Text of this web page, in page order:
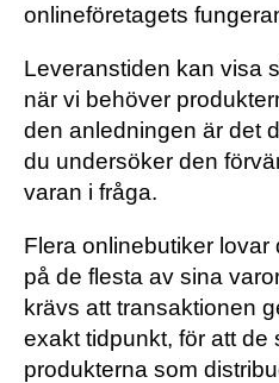
onlineföretagets
Leveranstiden kan visa
när vi behöver
den anledningen är det
du undersöker den
varan i fråga.
Flera onlinebutiker lovar
på de flesta av sina
krävs att transaktionen
exakt tidpunkt, för att de
produkterna som